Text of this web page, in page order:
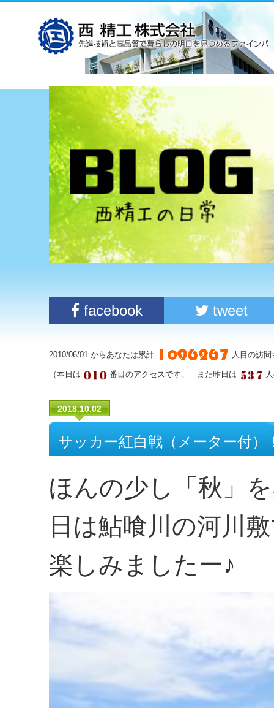
facebook tweet
2010/06/01 からあなたは累計 人目の訪
（本日は 番目のアクセスです。 また昨日は
2018.10.02
サッカー紅白戦（メーター付）
ほんの少し「秋」
日は鮎喰川の河川
楽しみましたー♪